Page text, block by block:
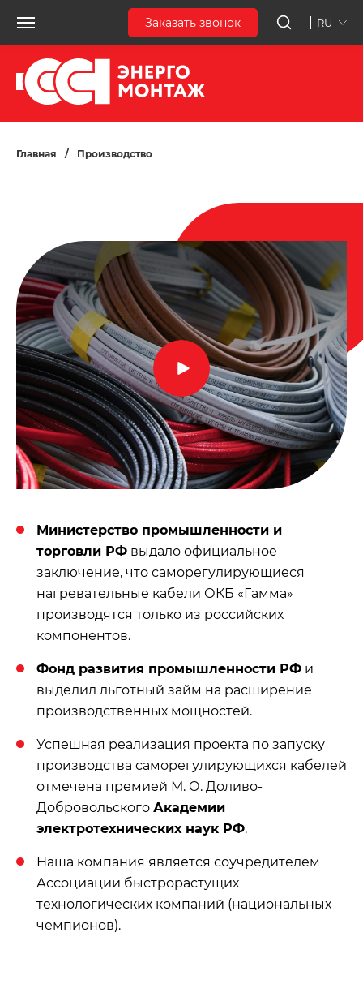
Заказать звонок RU
Главная / Производство
Министерство промышленности и
торговли РФ выдало официальное
заключение, что саморегулирующиеся
нагревательные кабели ОКБ «Гамма»
производятся только из российских
компонентов.
Фонд развития промышленности РФ и
выделил льготный займ на расширение
производственных мощностей.
Успешная реализация проекта по запуску
производства саморегулирующихся кабелей
отмечена премией М. О. Доливо-
Добровольского Академии
электротехнических наук РФ.
Наша компания является соучредителем
Ассоциации быстрорастущих
технологических компаний (национальных
чемпионов).